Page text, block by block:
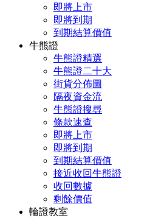
即將上市
即將到期
到期結算價值
牛熊證
牛熊證精選
牛熊證二十大
街貨分佈圖
隔夜資金流
牛熊證搜尋
條款速查
即將上市
即將到期
到期結算價值
接近收回牛熊證
收回數據
剩餘價值
輪證教室